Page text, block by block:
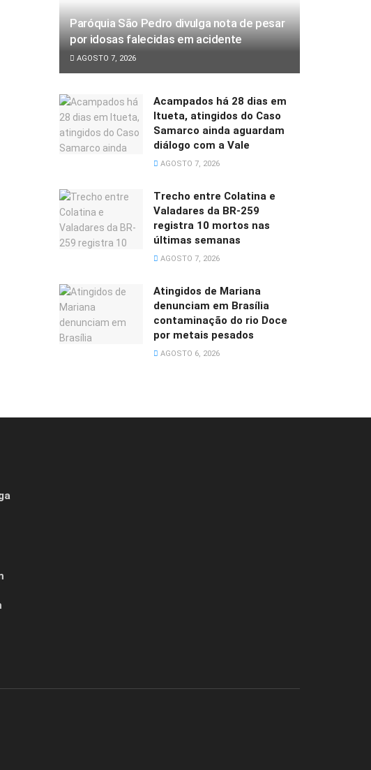
Paróquia São Pedro divulga nota de pesar
por idosas falecidas em acidente
AGOSTO 7, 2026
Acampados há 28 dias em
Itueta, atingidos do Caso
Samarco ainda aguardam
diálogo com a Vale
AGOSTO 7, 2026
Trecho entre Colatina e
Valadares da BR-259
registra 10 mortos nas
últimas semanas
AGOSTO 7, 2026
Atingidos de Mariana
denunciam em Brasília
contaminação do rio Doce
por metais pesados
AGOSTO 6, 2026